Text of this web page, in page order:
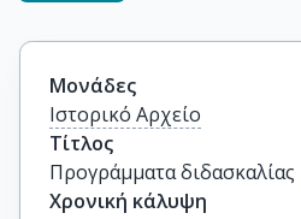
Μονάδες
Ιστορικό Αρχείο
Τίτλος
Προγράμματα
Χρονική κάλυψη